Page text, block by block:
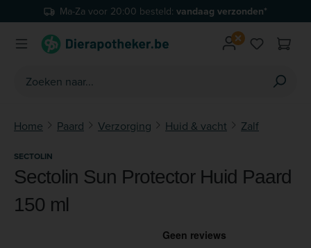
Ga naar de hoofdinhoudMa-Za voor 20:00 besteld: vandaag verzonden*
Je hebt
Home Paard Verzorging Huid & vacht Zalf
SECTOLIN
Sectolin Sun Protector Huid Paard
150 ml